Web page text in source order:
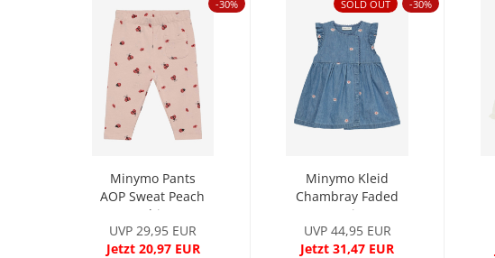
-30%
Minymo Pants
AOP Sweat Peach
Whip
UVP 29,95 EUR
Jetzt 20,97 EUR
SOLD OUT -30%
Minymo Kleid
Chambray Faded
Denim
UVP 44,95 EUR
Jetzt 31,47 EUR